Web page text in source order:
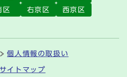
区 右京区
西京区
個人情報の取扱い
サイトマップ